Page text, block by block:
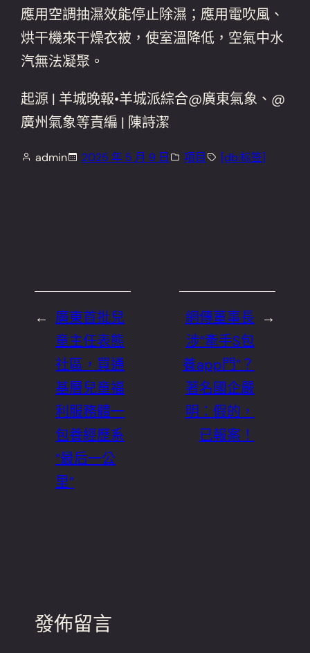
應用空調抽濕效能停止除濕；應用電吹風、
烘干機來干燥衣被，使室溫降低，空氣中水
汽無法凝聚。
起源 | 羊城晚報•羊城派綜合@廣東氣象、@
廣州氣象等責編 | 陳詩潔
admin 2025 年 5 月 9 日 項目 [db:标签]
← 廣東首批兒
童主任表態
社區，買通
基層兒童福
利服務體一
包養經歷系
“最后一公
里”
→
網傳董事長
涉“牽手S包
養app門”？
著名國企嚴
明：假的，
已報案！
發佈留言